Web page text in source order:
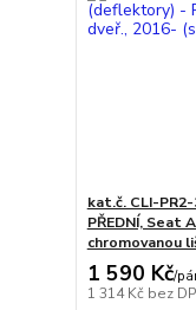
kat.č. CLI-
PŘEDNÍ, Seat
chromovanou
1 590 Kč/
1 314 Kč bez